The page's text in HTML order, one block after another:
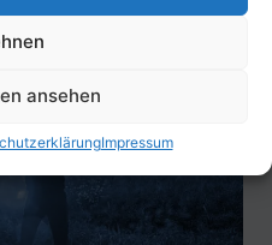
ansehen
Impressum